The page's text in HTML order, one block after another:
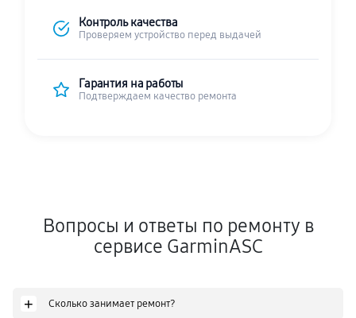
Контроль качества
Проверяем устройство перед выдачей
Гарантия на работы
Подтверждаем качество ремонта
Вопросы и ответы по ремонту в
сервисе GarminASC
+ Сколько занимает ремонт?